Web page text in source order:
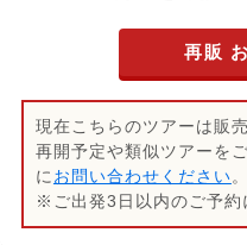
再販
現在こちらのツアーは販
再開予定や類似ツアーを
にお問い合わせください。
※ご出発3日以内のご予約